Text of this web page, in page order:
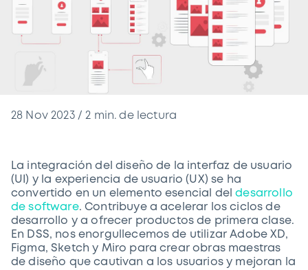
28 Nov 2023/2 min. de lectura
La integración del diseño de la interfaz de usuario
(UI) y la experiencia de usuario (UX) se ha
convertido en un elemento esencial deldesarrollo
de software. Contribuye a acelerar los ciclos de
desarrollo y a ofrecer productos de primera clase.
En DSS, nos enorgullecemos de utilizar Adobe XD,
Figma, Sketch y Miro para crear obras maestras
de diseño que cautivan a los usuarios y mejoran la